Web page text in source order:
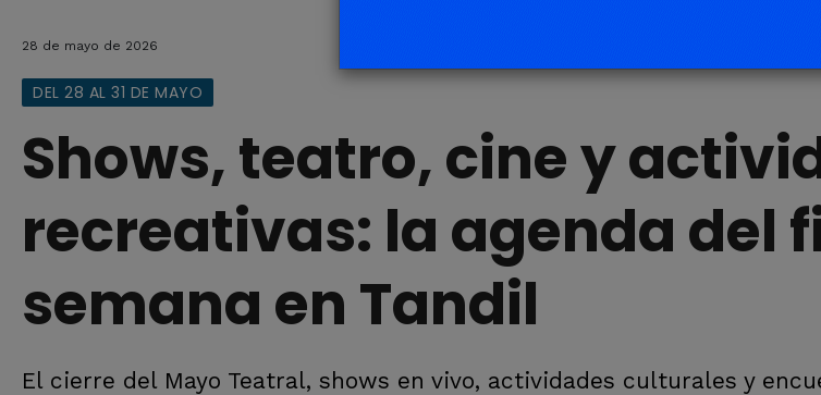
28 de mayo de 2026
DEL 28 AL 31 DE MAYO
Shows, teatro, cine y
recreativas: la agenda del
semana en Tandil
El cierre del Mayo Teatral, shows en vivo, actividades culturales y